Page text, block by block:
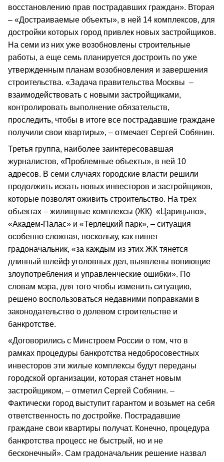
восстановлению прав пострадавших граждан». Вторая
– «Достраиваемые объекты», в ней 14 комплексов, для
достройки которых город привлек новых застройщиков.
На семи из них уже возобновлены строительные
работы, а еще семь планируется достроить по уже
утвержденным планам возобновления и завершения
строительства. «Задача правительства Москвы –
взаимодействовать с новыми застройщиками,
контролировать выполнение обязательств,
проследить, чтобы в итоге все пострадавшие граждане
получили свои квартиры», – отмечает Сергей Собянин.
Третья группа, наиболее заинтересовавшая
журналистов, «Проблемные объекты», в ней 10
адресов. В семи случаях городские власти решили
продолжить искать новых инвесторов и застройщиков,
которые позволят оживить строительство. На трех
объектах – жилищные комплексы (ЖК) «Царицыно»,
«Академ-Палас» и «Терлецкий парк», – ситуация
особенно сложная, поскольку, как пишет
градоначальник, «за каждым из этих ЖК тянется
длинный шлейф уголовных дел, выявлены вопиющие
злоупотребления и управленческие ошибки». По
словам мэра, для того чтобы изменить ситуацию,
решено воспользоваться недавними поправками в
законодательство о долевом строительстве и
банкротстве.
«Договорились с Минстроем России о том, что в
рамках процедуры банкротства недобросовестных
инвесторов эти жилые комплексы будут переданы
городской организации, которая станет новым
застройщиком, – отметил Сергей Собянин. –
Фактически город выступит гарантом и возьмет на себя
ответственность по достройке. Пострадавшие
граждане свои квартиры получат. Конечно, процедура
банкротства процесс не быстрый, но и не
бесконечный». Сам градоначальник решение назвал